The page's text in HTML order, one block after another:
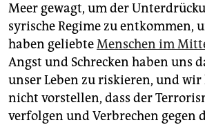
Meer gewagt, um der
syrische Regime zu entkommen,
haben geliebteMenschen im
Angst und Schrecken haben uns
unser Leben zu riskieren, und
nicht vorstellen, dass der
verfolgen und Verbrechen gegen